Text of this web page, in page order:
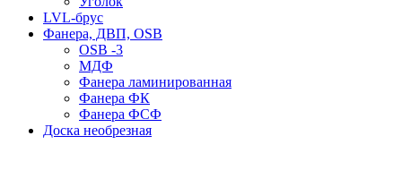
LVL-брус
Фанера, ДВП, OSB
OSB -3
МДФ
Фанера ламинированная
Фанера ФК
Фанера ФСФ
Доска необрезная